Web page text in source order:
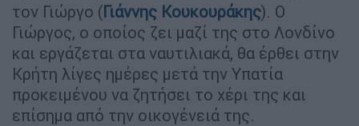
τον Γιώργο (Γιάννης Κουκουράκης). Ο
Γιώργος, ο οποίος ζει μαζί της στο Λονδίνο
και εργάζεται στα ναυτιλιακά, θα έρθει στην
Κρήτη λίγες ημέρες μετά την Υπατία
προκειμένου να ζητήσει το χέρι της και
επίσημα από την οικογένειά της.